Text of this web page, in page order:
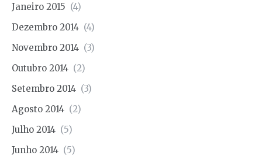
Janeiro 2015 (4)
Dezembro 2014 (4)
Novembro 2014 (3)
Outubro 2014 (2)
Setembro 2014 (3)
Agosto 2014 (2)
Julho 2014 (5)
Junho 2014 (5)